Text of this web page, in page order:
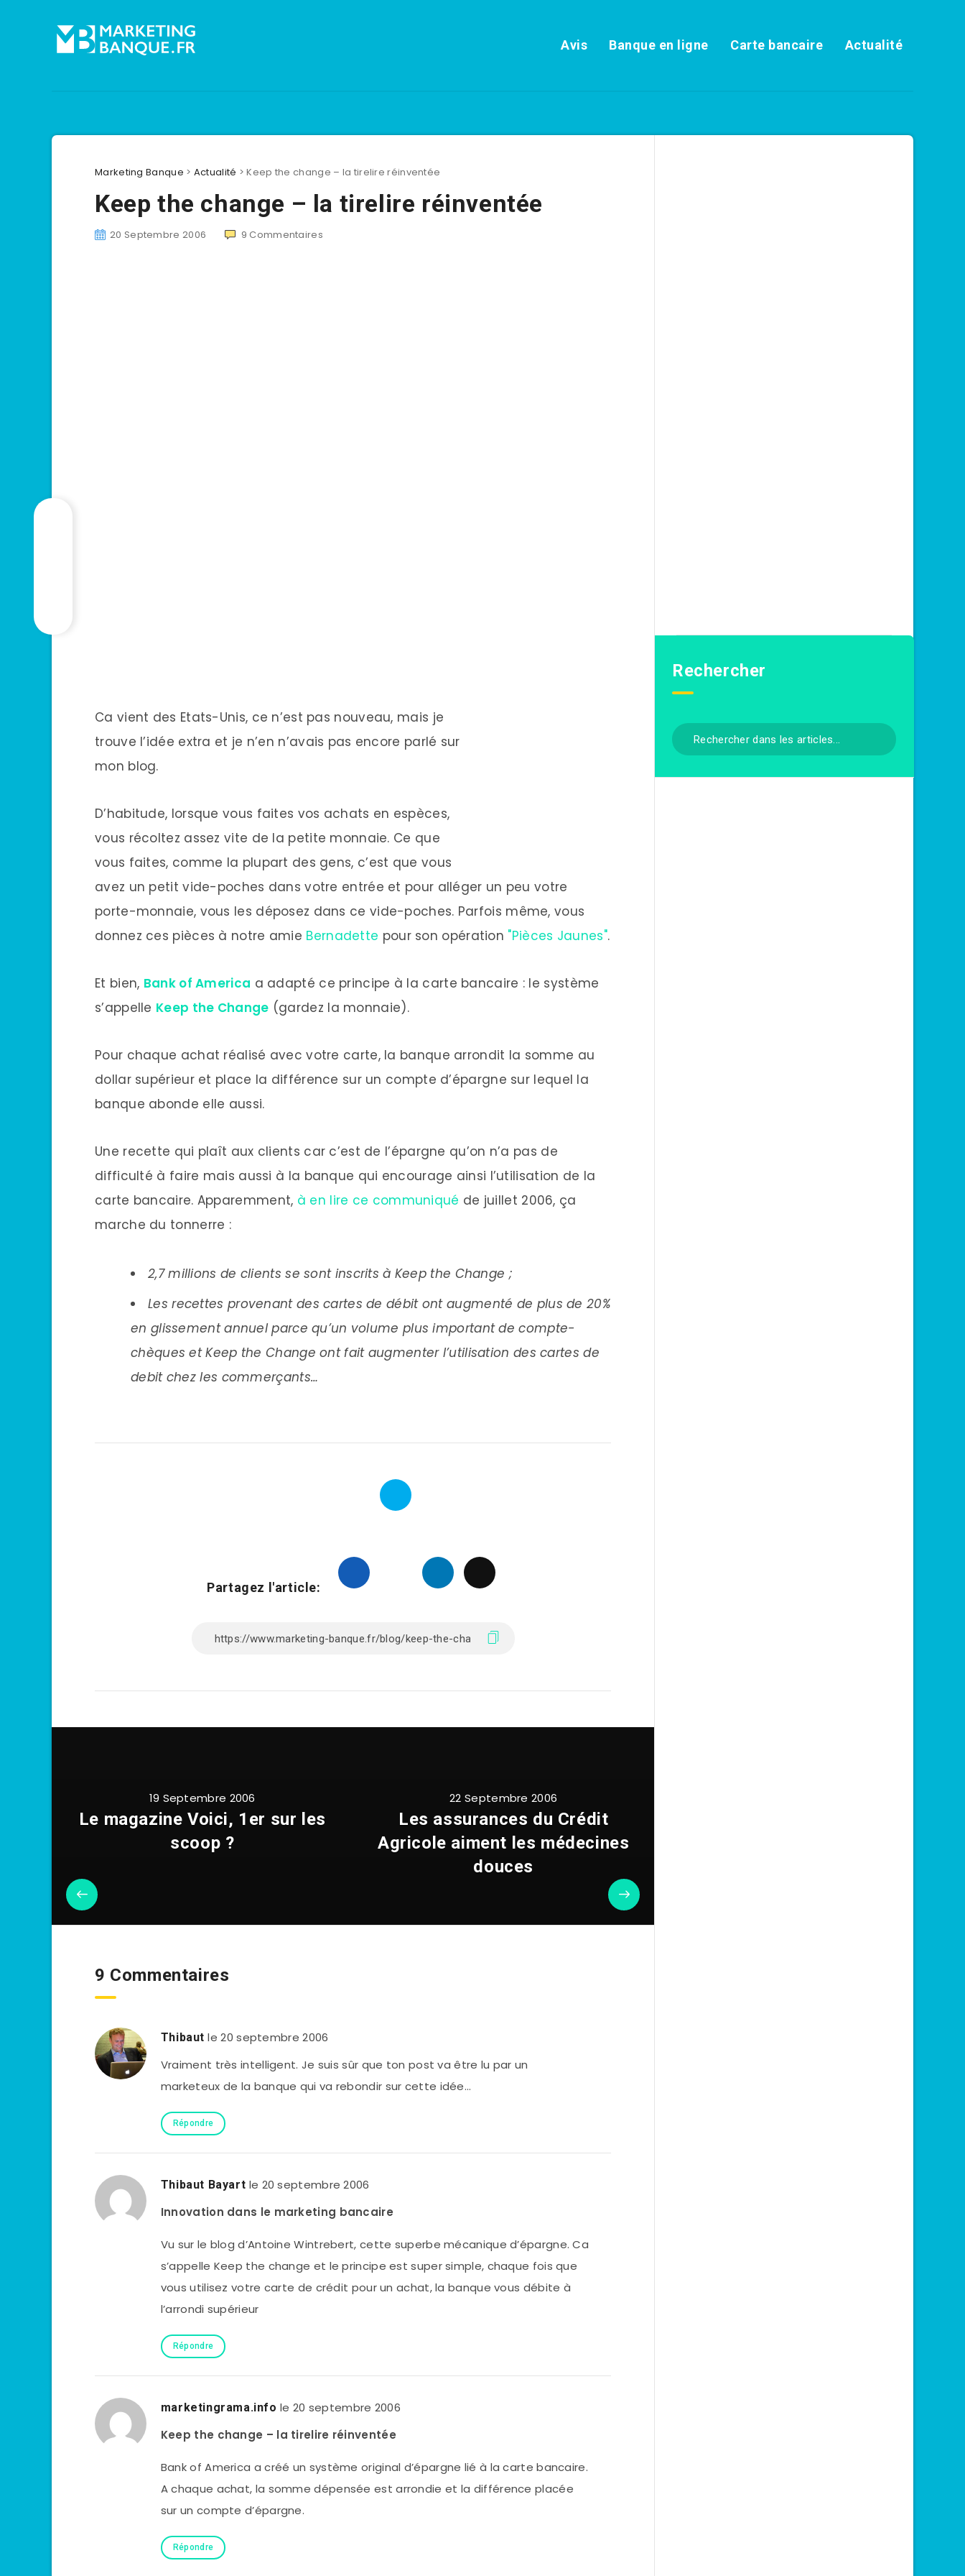
Avis Banque en ligne Carte bancaire Actualité
Marketing Banque > Actualité >Keep the change – la tirelire réinventée
Keep the change – la tirelire réinventée
20 Septembre 2006 9 Commentaires
Ca vient des Etats-Unis, ce n’est pas nouveau, mais je
trouve l’idée extra et je n’en n’avais pas encore parlé sur
mon blog.
D’habitude, lorsque vous faites vos achats en espèces,
vous récoltez assez vite de la petite monnaie. Ce que
vous faites, comme la plupart des gens, c’est que vous
avez un petit vide-poches dans votre entrée et pour alléger un peu votre
porte-monnaie, vous les déposez dans ce vide-poches. Parfois même, vous
donnez ces pièces à notre amie Bernadette pour son opération "Pièces Jaunes".
Et bien, Bank of America a adapté ce principe à la carte bancaire : le système
s’appelle Keep the Change (gardez la monnaie).
Pour chaque achat réalisé avec votre carte, la banque arrondit la somme au
dollar supérieur et place la différence sur un compte d’épargne sur lequel la
banque abonde elle aussi.
Une recette qui plaît aux clients car c’est de l’épargne qu’on n’a pas de
difficulté à faire mais aussi à la banque qui encourage ainsi l’utilisation de la
carte bancaire. Apparemment, à en lire ce communiqué de juillet 2006, ça
marche du tonnerre :
2,7 millions de clients se sont inscrits à Keep the Change ;
Les recettes provenant des cartes de débit ont augmenté de plus de 20%
en glissement annuel parce qu’un volume plus important de compte-
chèques et Keep the Change ont fait augmenter l’utilisation des cartes de
debit chez les commerçants…
Partagez l'article:
19 Septembre 2006
Le magazine Voici, 1er sur les
scoop ?
22 Septembre 2006
Les assurances du Crédit
Agricole aiment les médecines
douces
9 Commentaires
Thibaut le 20 septembre 2006
Vraiment très intelligent. Je suis sûr que ton post va être lu par un
marketeux de la banque qui va rebondir sur cette idée…
Répondre
Thibaut Bayart le 20 septembre 2006
Innovation dans le marketing bancaire
Vu sur le blog d’Antoine Wintrebert, cette superbe mécanique d’épargne. Ca
s’appelle Keep the change et le principe est super simple, chaque fois que
vous utilisez votre carte de crédit pour un achat, la banque vous débite à
l’arrondi supérieur
Répondre
marketingrama.info le 20 septembre 2006
Keep the change – la tirelire réinventée
Bank of America a créé un système original d’épargne lié à la carte bancaire.
A chaque achat, la somme dépensée est arrondie et la différence placée
sur un compte d’épargne.
Répondre
Rechercher